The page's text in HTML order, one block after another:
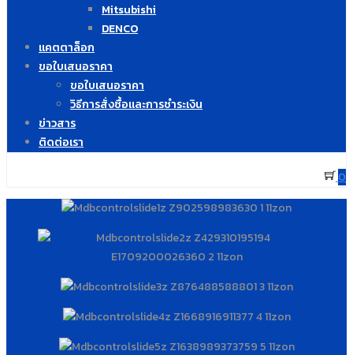
Mitsubishi
DENCO
แคตตาล็อก
ขอใบเสนอราคา
ขอใบเสนอราคา
วิธีการสั่งซื้อและการชำระเงิน
ข่าวสาร
ติดต่อเรา
0